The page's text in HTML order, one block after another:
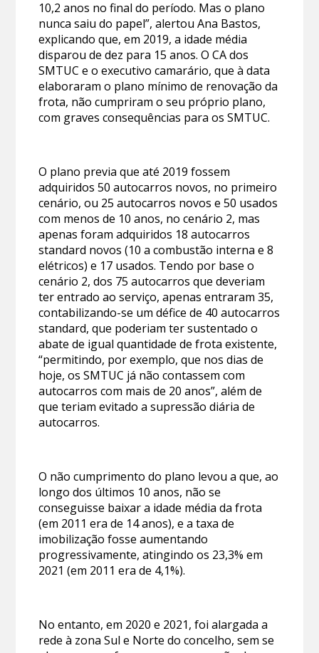
10,2 anos no final do período. Mas o plano
nunca saiu do papel”, alertou Ana Bastos,
explicando que, em 2019, a idade média
disparou de dez para 15 anos. O CA dos
SMTUC e o executivo camarário, que à data
elaboraram o plano mínimo de renovação da
frota, não cumpriram o seu próprio plano,
com graves consequências para os SMTUC.
O plano previa que até 2019 fossem
adquiridos 50 autocarros novos, no primeiro
cenário, ou 25 autocarros novos e 50 usados
com menos de 10 anos, no cenário 2, mas
apenas foram adquiridos 18 autocarros
standard novos (10 a combustão interna e 8
elétricos) e 17 usados. Tendo por base o
cenário 2, dos 75 autocarros que deveriam
ter entrado ao serviço, apenas entraram 35,
contabilizando-se um défice de 40 autocarros
standard, que poderiam ter sustentado o
abate de igual quantidade de frota existente,
“permitindo, por exemplo, que nos dias de
hoje, os SMTUC já não contassem com
autocarros com mais de 20 anos”, além de
que teriam evitado a supressão diária de
autocarros.
O não cumprimento do plano levou a que, ao
longo dos últimos 10 anos, não se
conseguisse baixar a idade média da frota
(em 2011 era de 14 anos), e a taxa de
imobilização fosse aumentando
progressivamente, atingindo os 23,3% em
2021 (em 2011 era de 4,1%).
No entanto, em 2020 e 2021, foi alargada a
rede à zona Sul e Norte do concelho, sem se